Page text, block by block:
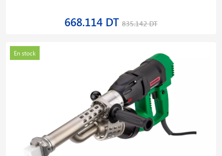
668.114 DT 835.142 DT
En stock